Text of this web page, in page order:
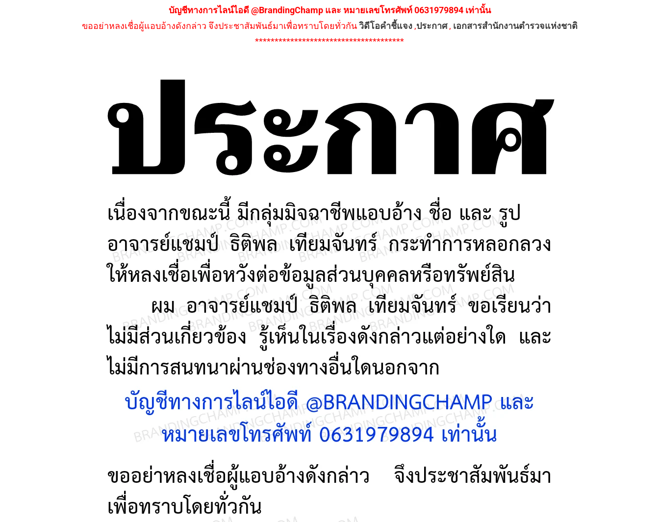
บัญชีทางการไลน์ไอดี @BrandingChamp และ หมายเลขโทรศัพท์ 0631979894 เท่านั้น
ขออย่าหลงเชื่อผู้แอบอ้างดังกล่าว จึงประชาสัมพันธ์มาเพื่อทราบโดยทั่วกันวิดีโอคำชี้แจง,ประกาศ, เอกสารสำนักงานตำรวจแห่งชาติ
**************************************